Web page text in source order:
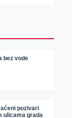
bez vode
pozivari
ulicama grada